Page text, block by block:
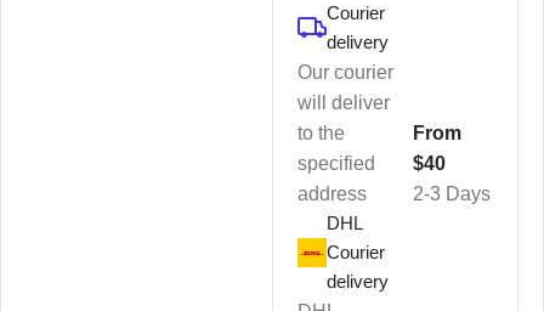
Courier
delivery
Our courier
will deliver
to the
specified
address
2-3 Days
From
$40
DHL
Courier
delivery